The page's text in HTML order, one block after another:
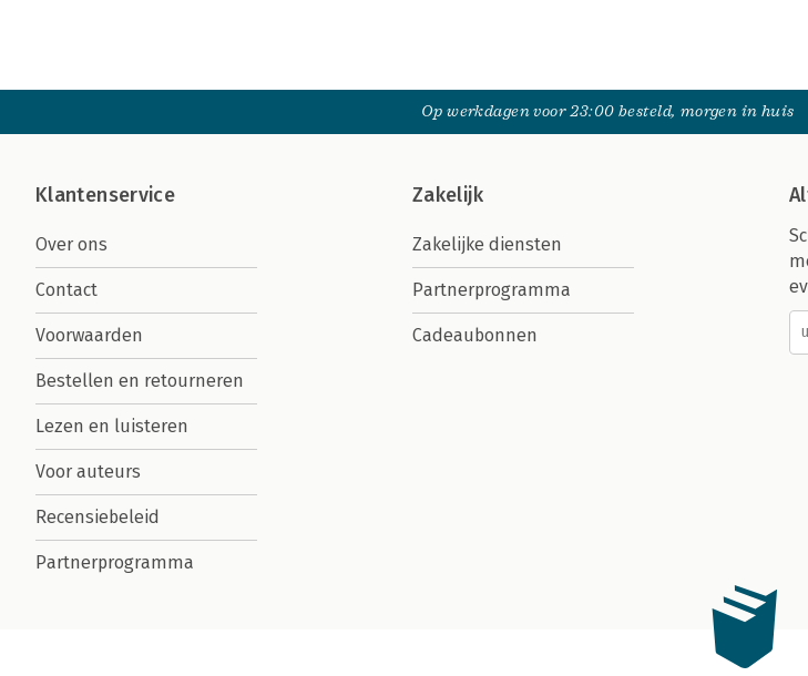
Op werkdagen voor 23:00 besteld, morgen in huis
Klantenservice
Over ons
Contact
Voorwaarden
Bestellen en retourneren
Lezen en luisteren
Voor auteurs
Recensiebeleid
Partnerprogramma
Zakelijk
Zakelijke diensten
Partnerprogramma
Cadeaubonnen